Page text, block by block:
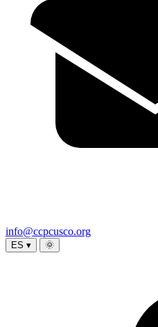
info@ccpcusco.org
ES ▾ 🌞